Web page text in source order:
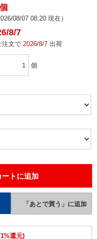
08/07 08:20 現在）
8/7
注文で 2026/8/7出荷
個
還元)